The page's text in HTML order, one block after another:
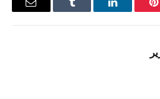
بينتيريستلينكدإن Tumblr
البريد